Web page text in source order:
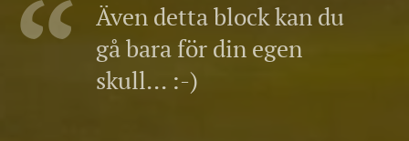
Även detta block kan du
gå bara för din egen
skull... :-)